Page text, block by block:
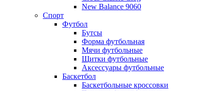
New Balance 9060
Спорт
Футбол
Бутсы
Форма футбольная
Мячи футбольные
Щитки футбольные
Аксессуары футбольные
Баскетбол
Баскетбольные кроссовки